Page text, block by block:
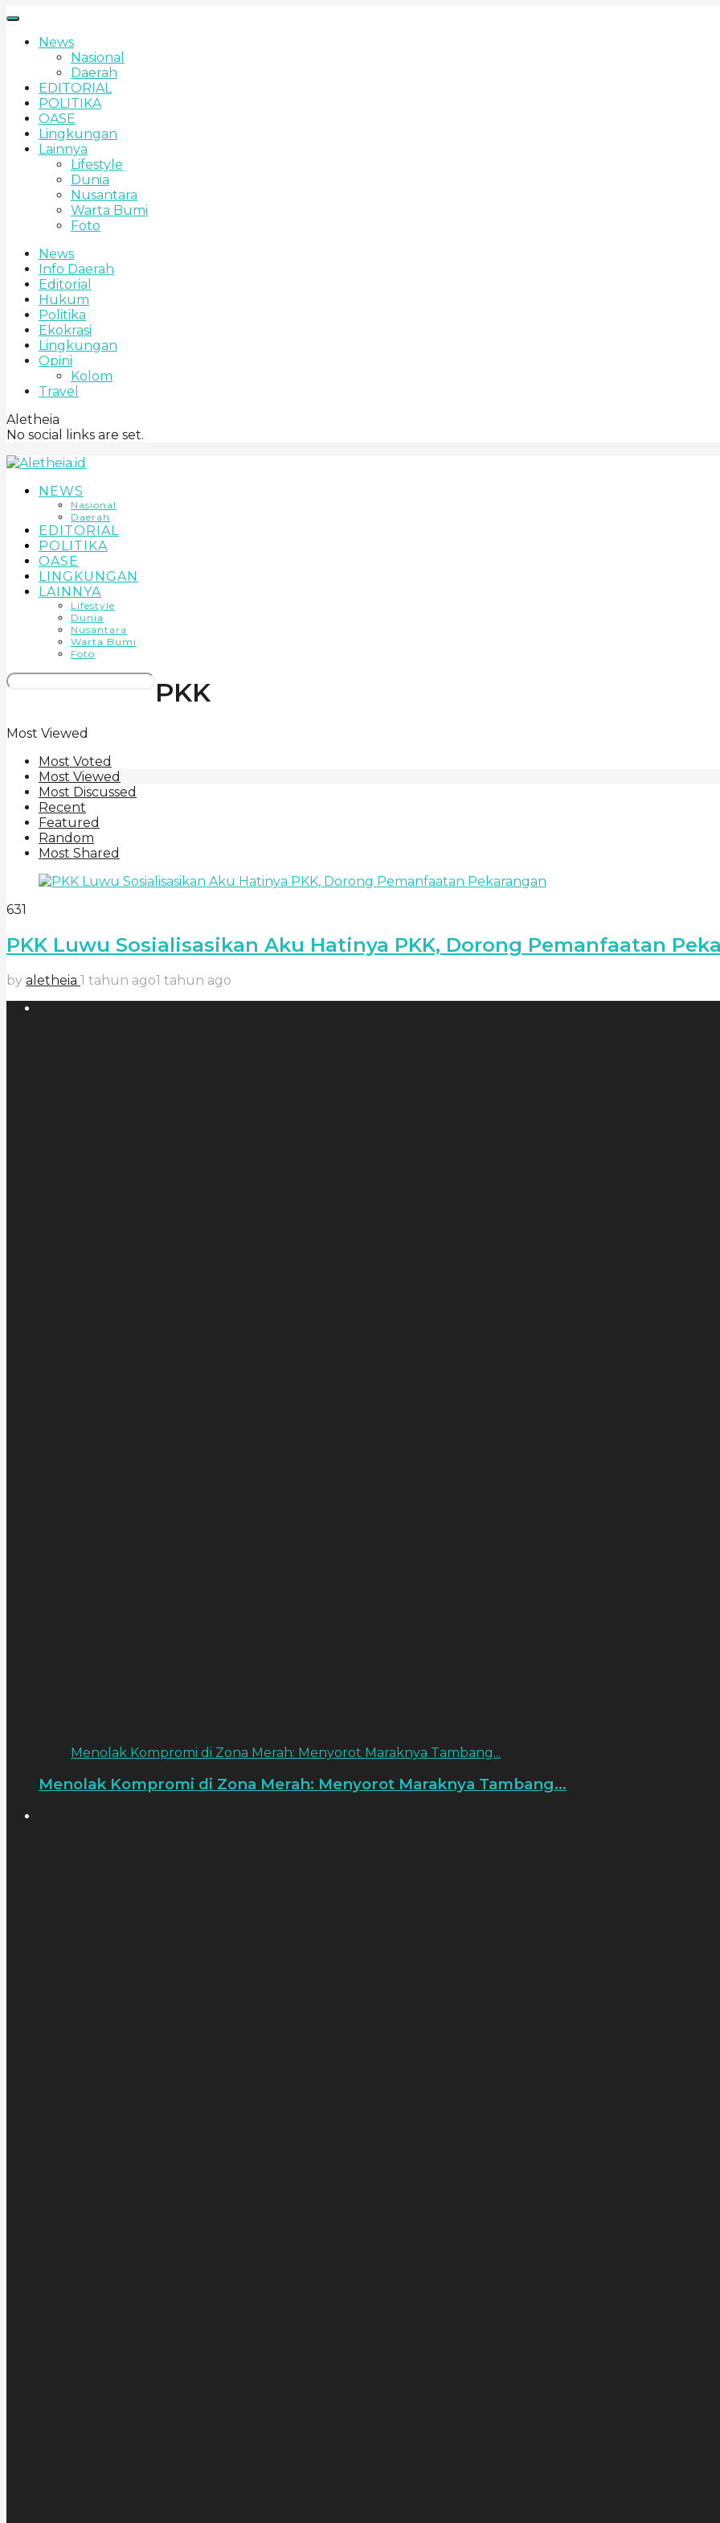
News
Nasional
Daerah
EDITORIAL
POLITIKA
OASE
Lingkungan
Lainnya
Lifestyle
Dunia
Nusantara
Warta Bumi
Foto
News
Info Daerah
Editorial
Hukum
Politika
Ekokrasi
Lingkungan
Opini
Kolom
Travel
Aletheia
No social links are set.
NEWS
Nasional
Daerah
EDITORIAL
POLITIKA
OASE
LINGKUNGAN
LAINNYA
Lifestyle
Dunia
Nusantara
Warta Bumi
Foto
PKK
Most Viewed
Most Voted
Most Viewed
Most Discussed
Recent
Featured
Random
Most Shared
631
PKK Luwu Sosialisasikan Aku Hatinya PKK, Dorong Pemanfaatan
by aletheia 1 tahun ago1 tahun ago
Menolak Kompromi di Zona Merah: Menyorot Maraknya Tambang...
Menolak Kompromi di Zona Merah: Menyorot Maraknya Tambang...